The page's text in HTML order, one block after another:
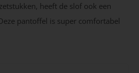
heeft de slof ook een
pantoffel is super comfortabel